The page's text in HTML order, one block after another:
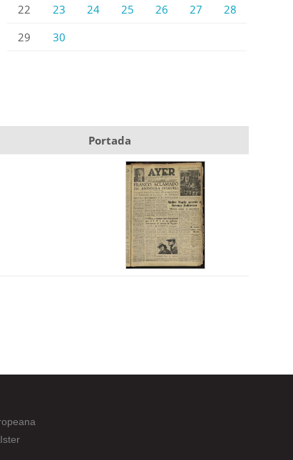
22
23 24 25 26 27
28
29
30
Portada